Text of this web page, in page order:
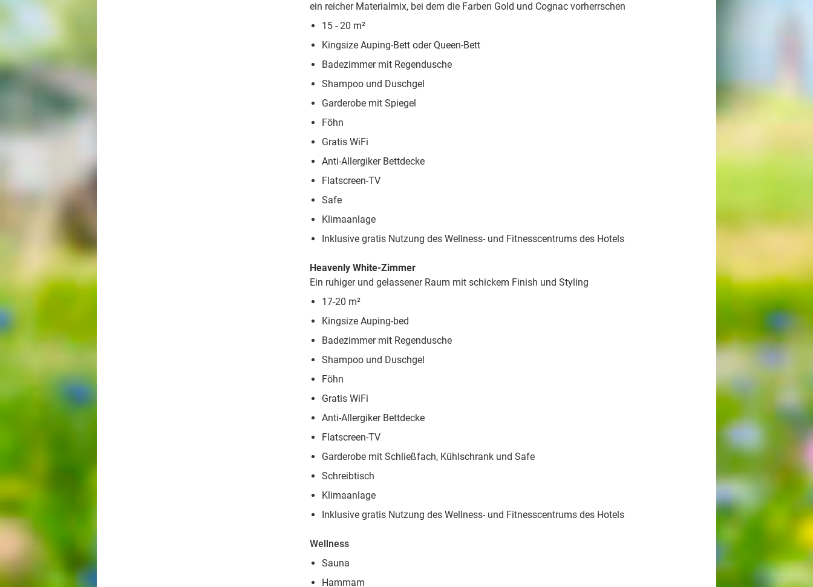
ein reicher Materialmix, bei dem die Farben Gold und Cognac vorherrschen
15 - 20 m²
Kingsize Auping-Bett oder Queen-Bett
Badezimmer mit Regendusche
Shampoo und Duschgel
Garderobe mit Spiegel
Föhn
Gratis WiFi
Anti-Allergiker Bettdecke
Flatscreen-TV
Safe
Klimaanlage
Inklusive gratis Nutzung des Wellness- und Fitnesscentrums des Hotels
Heavenly White-Zimmer
Ein ruhiger und gelassener Raum mit schickem Finish und Styling
17-20 m²
Kingsize Auping-bed
Badezimmer mit Regendusche
Shampoo und Duschgel
Föhn
Gratis WiFi
Anti-Allergiker Bettdecke
Flatscreen-TV
Garderobe mit Schließfach, Kühlschrank und Safe
Schreibtisch
Klimaanlage
Inklusive gratis Nutzung des Wellness- und Fitnesscentrums des Hotels
Wellness
Sauna
Hammam